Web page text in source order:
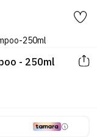
- 250ml